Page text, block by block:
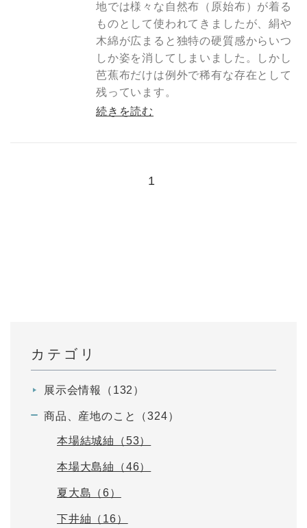
地では様々な自然布（原始布）が着る
ものとして使われてきましたが、絹や
木綿が広まると独特の硬質感からいつ
しか姿を消してしまいました。しかし
芭蕉布だけは例外で稀有な存在として
残っています。
続きを読む
1
カテゴリ
展示会情報（132）
商品、産地のこと（324）
本場結城紬（53）
本場大島紬（46）
夏大島（6）
下井紬（16）